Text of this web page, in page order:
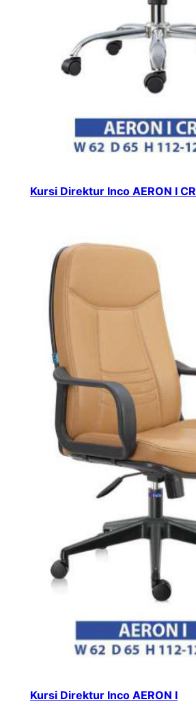
Kursi Direktur Inco AERON I CR
Kursi Direktur Inco AERON I